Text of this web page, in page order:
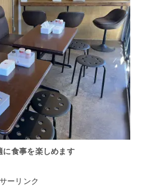
に食事を楽しめます
ーリンク